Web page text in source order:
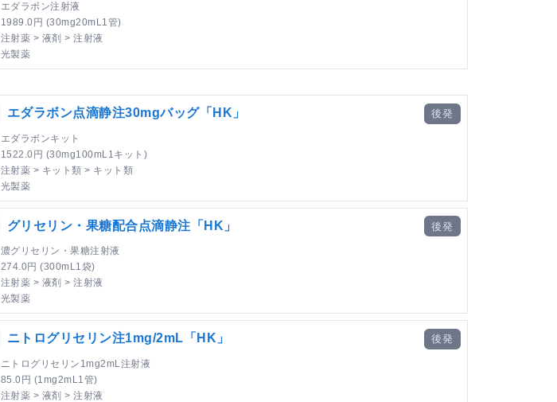
エダラボン注射液
1989.0円 (30mg20mL1管)
注射薬 > 液剤 > 注射液
光製薬
エダラボン点滴静注30mgバッグ「HK」
エダラボンキット
1522.0円 (30mg100mL1キット)
注射薬 > キット類 > キット類
光製薬
後発
グリセリン・果糖配合点滴静注「HK」
濃グリセリン・果糖注射液
274.0円 (300mL1袋)
注射薬 > 液剤 > 注射液
光製薬
後発
ニトログリセリン注1mg/2mL「HK」
ニトログリセリン1mg2mL注射液
85.0円 (1mg2mL1管)
注射薬 > 液剤 > 注射液
後発